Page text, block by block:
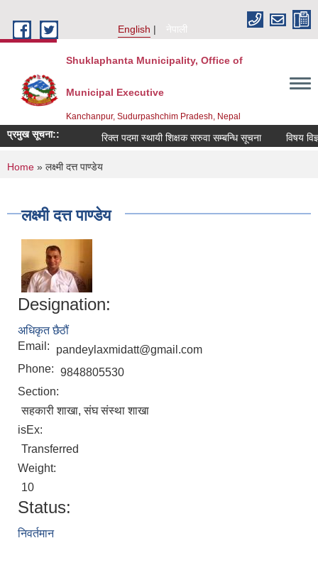
English
नेपाली
Shuklaphanta Municipality, Office of
Municipal Executive
Kanchanpur, Sudurpashchim Pradesh, Nepal
प्रमुख सूचना:: रिक्त पदमा स्थायी शिक्षक सरुवा सम्बन्धि सूचना विषय
You are here
Home » लक्ष्मी दत्त पाण्डेय
लक्ष्मी दत्त पाण्डेय
Designation:
अधिकृत छैठौं
Email:
pandeylaxmidatt@gmail.com
Phone: 9848805530
Section:
सहकारी शाखा, संघ संस्था शाखा
isEx:
Transferred
Weight:
10
Status:
निवर्तमान